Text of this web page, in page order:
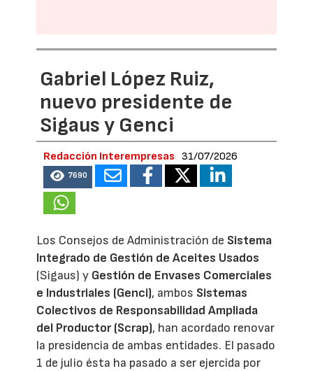
Gabriel López Ruiz,
nuevo presidente de
Sigaus y Genci
Redacción Interempresas 31/07/2026
7690
Los Consejos de Administración de Sistema
Integrado de Gestión de Aceites Usados
(Sigaus) y Gestión de Envases Comerciales
e Industriales (Genci), ambos Sistemas
Colectivos de Responsabilidad Ampliada
del Productor (Scrap), han acordado renovar
la presidencia de ambas entidades. El pasado
1 de julio ésta ha pasado a ser ejercida por